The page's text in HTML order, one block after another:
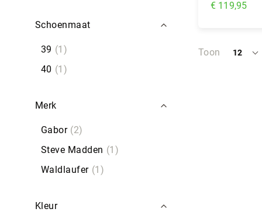
€ 119,95
Toon 12
per
Schoenmaat
39
1
40
1
Merk
Gabor
2
Steve Madden
1
Waldlaufer 1
Kleur